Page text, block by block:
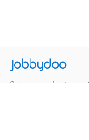
Jobbydoo
Cerca per professione